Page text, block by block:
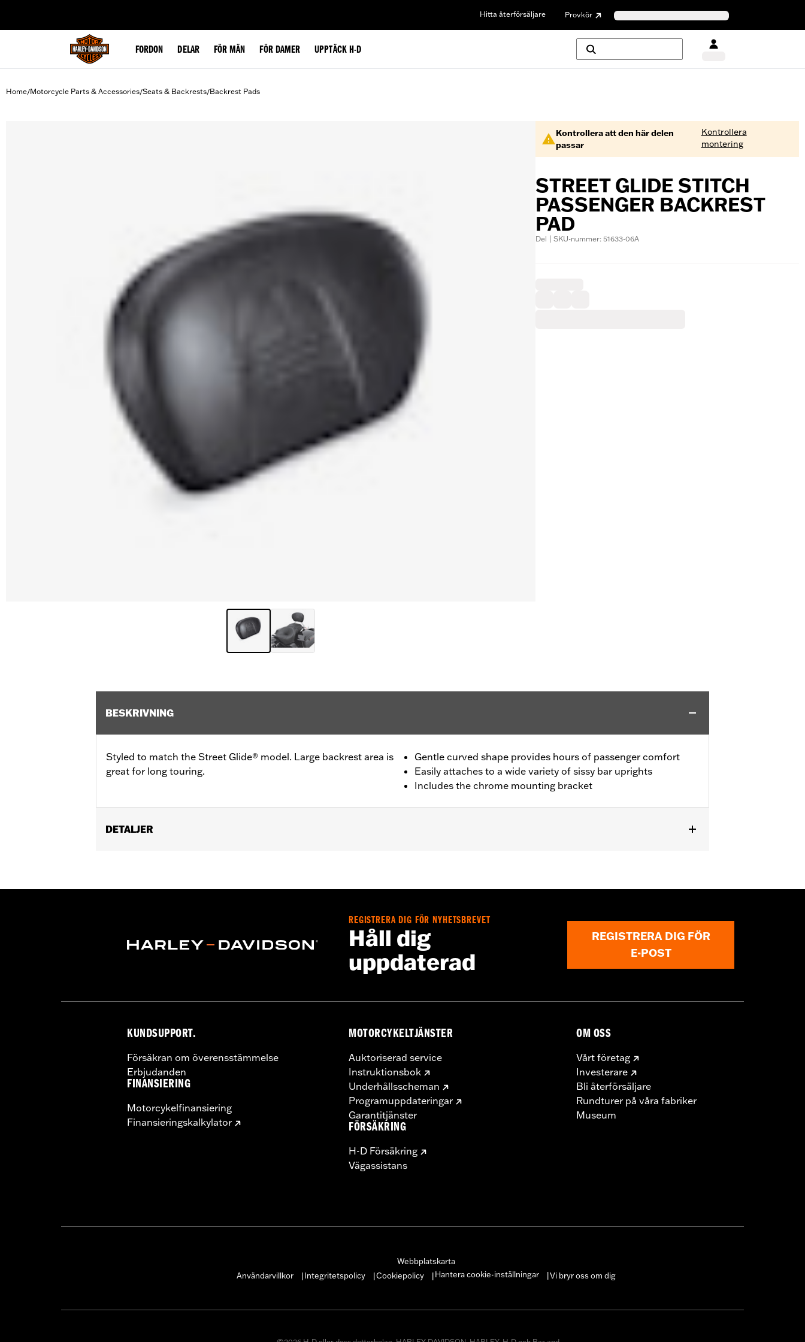
Hitta återförsäljare Provkör
FORDON DELAR FÖR MÄN FÖR DAMER UPPTÄCK H-D
Home/Motorcycle Parts & Accessories/Seats & Backrests/Backrest Pads
Kontrollera att den här delen
passar
Kontrollera
montering
STREET GLIDE STITCH
PASSENGER BACKREST
PAD
Del | SKU-nummer: 51633-06A
BESKRIVNING
Styled to match the Street Glide® model. Large backrest area is
great for long touring.
Gentle curved shape provides hours of passenger comfort
Easily attaches to a wide variety of sissy bar uprights
Includes the chrome mounting bracket
DETALJER
52300257 or 52300258 and Quick Release Sissy Bar Upright 52300415 and 52300324A. Also fits '18-later Softail® models equipped
later FLHXU, FLTRXRRSE and '26-later FLHXL, FLHXLSE and FLTRXL models.
Rider Position:Passenger
Material:Vinyl
In the Box:Backrest pad, mounting bracket, spacers, and screws
WARRANTY:1 year limited warranty – Go to www.h-d.com/warrantyfor full details
REGISTRERA DIG FÖR NYHETSBREVET
Håll dig
uppdaterad
REGISTRERA DIG FÖR
E-POST
KUNDSUPPORT.
Försäkran om överensstämmelse
Erbjudanden
FINANSIERING
Motorcykelfinansiering
Finansieringskalkylator
MOTORCYKELTJÄNSTER
Auktoriserad service
Instruktionsbok
Underhållsscheman
Programuppdateringar
Garantitjänster
FÖRSÄKRING
H-D Försäkring
Vägassistans
OM OSS
Vårt företag
Investerare
Bli återförsäljare
Rundturer på våra fabriker
Museum
Webbplatskarta
Användarvillkor
Integritetspolicy Cookiepolicy Hantera cookie-inställningar Vi bryr oss om dig